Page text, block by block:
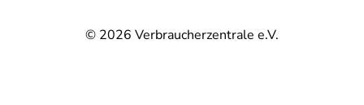
© 2026 Verbraucherzentrale e.V.